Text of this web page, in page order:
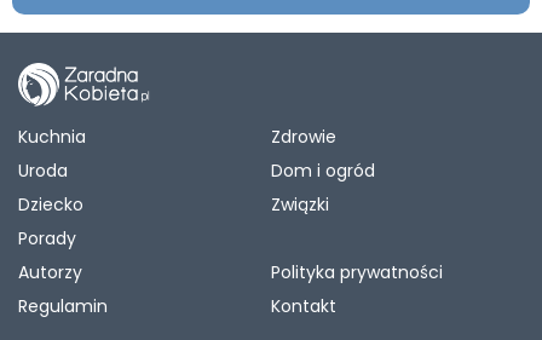
Kuchnia
Zdrowie
Uroda
Dom i ogród
Dziecko
Związki
Porady
Autorzy
Polityka prywatności
Regulamin
Kontakt